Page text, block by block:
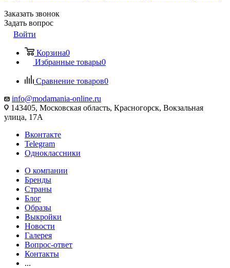
Заказать звонок
Задать вопрос
Войти
Корзина0
Избранные товары0
Сравнение товаров0
info@modamania-online.ru
143405, Московская область, Красногорск, Вокзальная
улица, 17А
Вконтакте
Telegram
Одноклассники
О компании
Бренды
Страны
Блог
Образы
Выкройки
Новости
Галерея
Вопрос-ответ
Контакты
...